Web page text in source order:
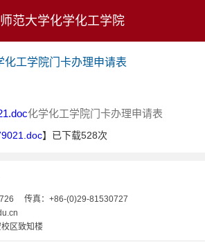
范大学化学化工学院
化工学院门卡办理申请表
化学化工学院门卡办理申请表
】已下载528次
传真：+86-(0)29-81530727
区致知楼